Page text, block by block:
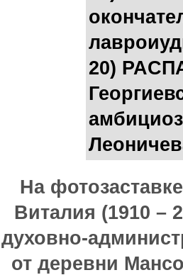
20)
На
Виталия (1910 –
духовно-
от деревни